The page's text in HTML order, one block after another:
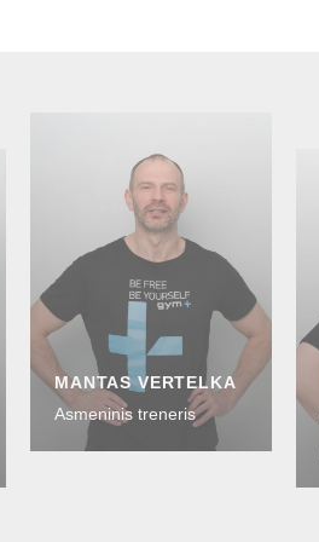
MANTAS VERTELKA
Asmeninis treneris